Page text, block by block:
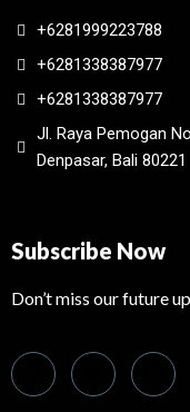
+6281999223788
+6281338387977
+6281338387977
Jl. Raya Pemogan
Denpasar, Bali 80221
Subscribe Now
Don’t miss our future